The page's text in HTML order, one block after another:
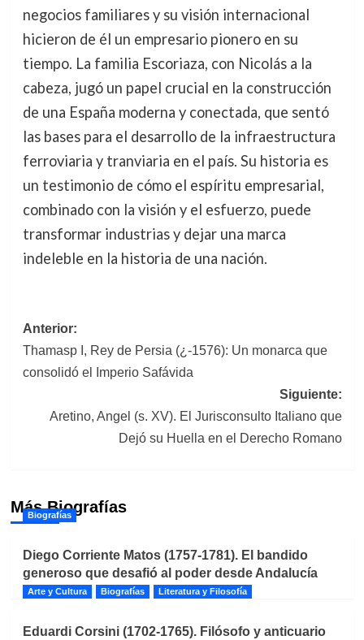
negocios familiares y su visión internacional
hicieron de él un empresario pionero en su
tiempo. La familia Escoriaza, con Nicolás a la
cabeza, jugó un papel crucial en la construcción
de una España moderna y conectada, que sentó
las bases para el desarrollo de la infraestructura
ferroviaria y tranviaria en el país. Su historia es
un testimonio de cómo el espíritu empresarial,
combinado con la visión y el esfuerzo, puede
transformar industrias y dejar una marca
indeleble en la historia de una nación.
Navegación
de
entradas
Anterior:
Thamasp I, Rey de Persia (¿-1576): Un monarca que
consolidó el Imperio Safávida
Siguiente:
Aretino, Angel (s. XV). El Jurisconsulto Italiano que
Dejó su Huella en el Derecho Romano
Más Biografías
Biografías
Diego Corriente Matos (1757-1781). El bandido
generoso que desafió al poder desde Andalucía
Arte y Cultura Biografías Literatura y Filosofía
Eduardi Corsini (1702-1765). Filósofo y anticuario